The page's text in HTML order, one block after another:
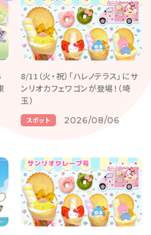
8/11（火・祝）「ハレノテラス」にサ
ンリオカフェワゴンが登場！（埼
玉）
スポット 2026/08/06